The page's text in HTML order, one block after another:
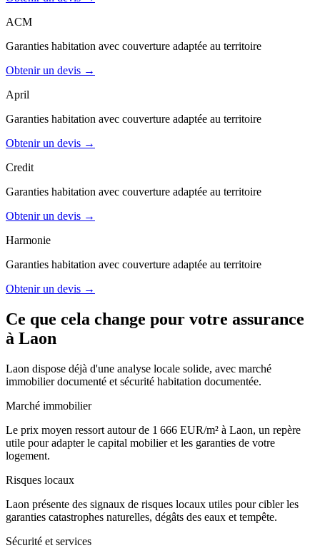
ACM
Garanties habitation avec couverture adaptée au territoire
Obtenir un devis →
April
Garanties habitation avec couverture adaptée au territoire
Obtenir un devis →
Credit
Garanties habitation avec couverture adaptée au territoire
Obtenir un devis →
Harmonie
Garanties habitation avec couverture adaptée au territoire
Obtenir un devis →
Ce que cela change pour votre assurance
à Laon
Laon dispose déjà d'une analyse locale solide, avec marché
immobilier documenté et sécurité habitation documentée.
Marché immobilier
Le prix moyen ressort autour de 1 666 EUR/m² à Laon, un repère
utile pour adapter le capital mobilier et les garanties de votre
logement.
Risques locaux
Laon présente des signaux de risques locaux utiles pour cibler les
garanties catastrophes naturelles, dégâts des eaux et tempête.
Sécurité et services